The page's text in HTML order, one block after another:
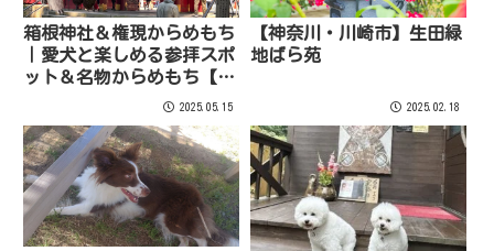
箱根神社＆権現からめもち
｜愛犬と楽しめる参拝スポ
ット＆名物からめもち【神
2025.05.15
【神奈川・川崎市】生田緑
地ばら苑
2025.02.18